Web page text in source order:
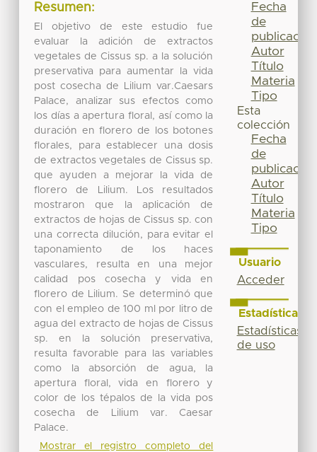
Resumen:
El objetivo de este estudio fue
evaluar la adición de extractos
vegetales de Cissus sp. a la solución
preservativa para aumentar la vida
post cosecha de Lilium var.Caesars
Palace, analizar sus efectos como
los días a apertura floral, así como la
duración en florero de los botones
florales, para establecer una dosis
de extractos vegetales de Cissus sp.
que ayuden a mejorar la vida de
florero de Lilium. Los resultados
mostraron que la aplicación de
extractos de hojas de Cissus sp. con
una correcta dilución, para evitar el
taponamiento de los haces
vasculares, resulta en una mejor
calidad pos cosecha y vida en
florero de Lilium. Se determinó que
con el empleo de 100 ml por litro de
agua del extracto de hojas de Cissus
sp. en la solución preservativa,
resulta favorable para las variables
como la absorción de agua, la
apertura floral, vida en florero y
color de los tépalos de la vida pos
cosecha de Lilium var. Caesar
Palace.
Mostrar el registro completo del
Fecha
de
publicación
Autor
Título
Materia
Tipo
Esta
colección
Fecha
de
publicación
Autor
Título
Materia
Tipo
Usuario
Acceder
Estadísticas
Estadísticas
de uso